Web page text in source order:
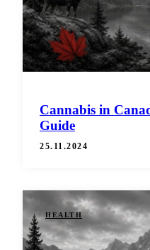
Cannabis in
Guide
25.11.2024
HEALTH